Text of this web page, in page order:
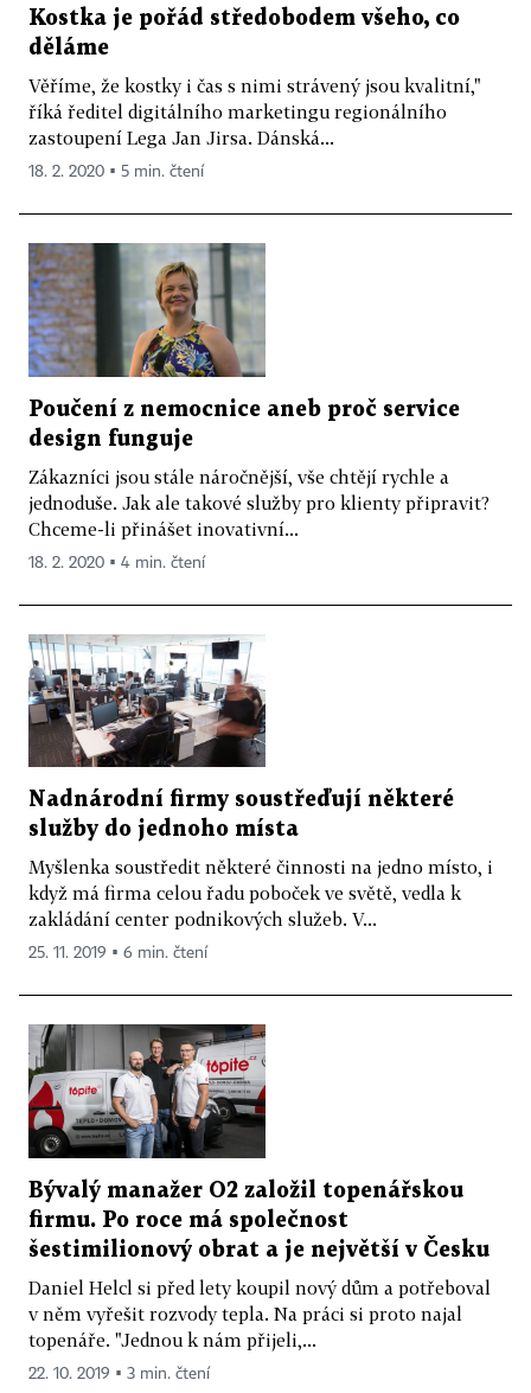
Kostka je pořád středobodem všeho, co
děláme
Věříme, že kostky i čas s nimi strávený jsou kvalitní,"
říká ředitel digitálního marketingu regionálního
zastoupení Lega Jan Jirsa. Dánská...
18. 2. 2020 ▪ 5 min. čtení
Poučení z nemocnice aneb proč service
design funguje
Zákazníci jsou stále náročnější, vše chtějí rychle a
jednoduše. Jak ale takové služby pro klienty připravit?
Chceme-li přinášet inovativní...
18. 2. 2020 ▪ 4 min. čtení
Nadnárodní firmy soustřeďují některé
služby do jednoho místa
Myšlenka soustředit některé činnosti na jedno místo, i
když má firma celou řadu poboček ve světě, vedla k
zakládání center podnikových služeb. V...
25. 11. 2019 ▪ 6 min. čtení
Bývalý manažer O2 založil topenářskou
firmu. Po roce má společnost
šestimilionový obrat a je největší v Česku
Daniel Helcl si před lety koupil nový dům a potřeboval
v něm vyřešit rozvody tepla. Na práci si proto najal
topenáře. "Jednou k nám přijeli,...
22. 10. 2019 ▪ 3 min. čtení